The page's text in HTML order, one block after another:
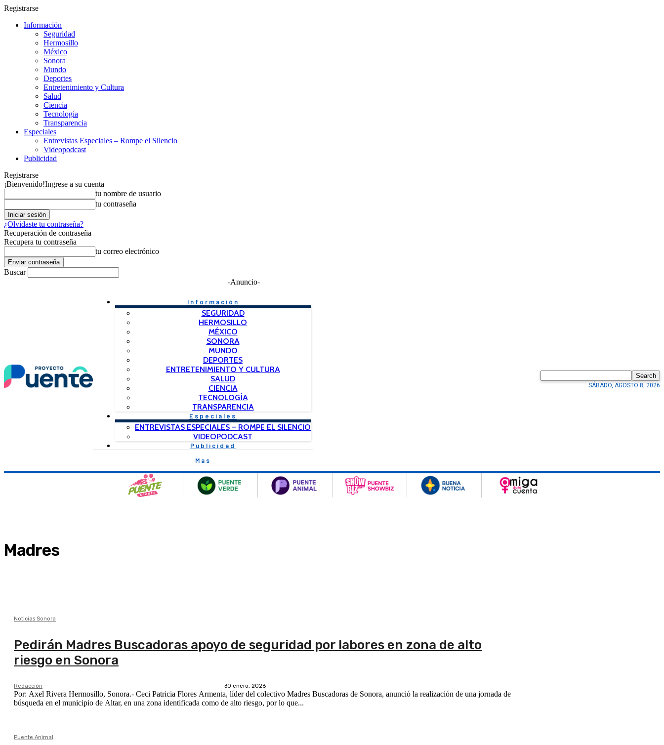
Registrarse
Información
Seguridad
Hermosillo
México
Sonora
Mundo
Deportes
Entretenimiento y Cultura
Salud
Ciencia
Tecnología
Transparencia
Especiales
Entrevistas Especiales – Rompe el Silencio
Videopodcast
Publicidad
Registrarse
¡Bienvenido!Ingrese a su cuenta
tu nombre de usuario
tu contraseña
¿Olvidaste tu contraseña?
Recuperación de contraseña
Recupera tu contraseña
tu correo electrónico
Buscar
-Anuncio-
Información
SEGURIDAD
HERMOSILLO
MÉXICO
SONORA
MUNDO
DEPORTES
ENTRETENIMIENTO Y CULTURA
SALUD
CIENCIA
TECNOLOGÍA
TRANSPARENCIA
Especiales
ENTREVISTAS ESPECIALES – ROMPE EL SILENCIO
VIDEOPODCAST
Publicidad
Mas
Search
SÁBADO, AGOSTO 8, 2026
Madres
Noticias Sonora
Pedirán Madres Buscadoras apoyo de seguridad por labores en zona de alto
riesgo en Sonora
Redacción - 30 enero, 2026
Por: Axel Rivera Hermosillo, Sonora.- Ceci Patricia Flores Armenta, líder del colectivo Madres Buscadoras de Sonora, anunció la realización de una jornada de
búsqueda en el municipio de Altar, en una zona identificada como de alto riesgo, por lo que...
Puente Animal